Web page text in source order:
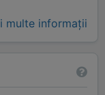
multe informații